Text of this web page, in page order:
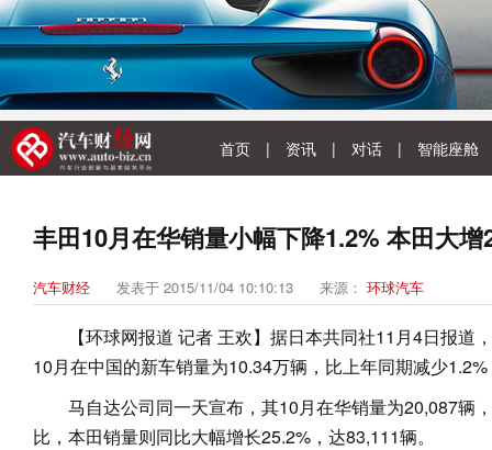
首页 | 资讯 | 对话 | 智能座舱
丰田10月在华销量小幅下降1.2% 本田大增
汽车财经 发表于 2015/11/04 10:10:13 来源： 环球汽车
【环球网报道 记者 王欢】据日本共同社11月4日报道
10月在中国的新车销量为10.34万辆，比上年同期减少
马自达公司同一天宣布，其10月在华销量为20,087辆
比，本田销量则同比大幅增长25.2%，达83,111辆。